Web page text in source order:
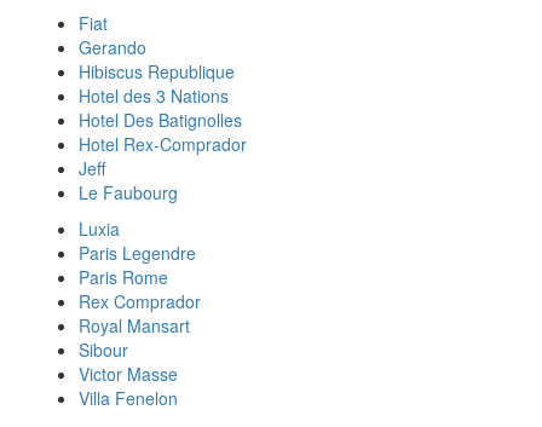
Fiat
Gerando
Hibiscus Republique
Hotel des 3 Nations
Hotel Des Batignolles
Hotel Rex-Comprador
Jeff
Le Faubourg
Luxia
Paris Legendre
Paris Rome
Rex Comprador
Royal Mansart
Sibour
Victor Masse
Villa Fenelon